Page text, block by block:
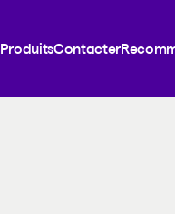
ProduitsContacter